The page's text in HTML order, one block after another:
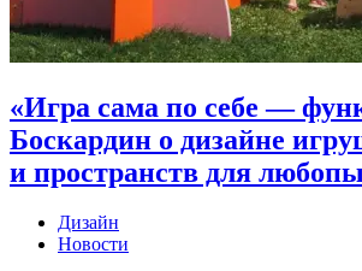
«Игра сама по себе —
Боскардин о дизайне
и пространств для
Дизайн
Новости